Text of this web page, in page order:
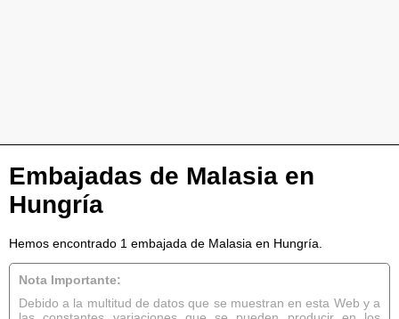
Embajadas de Malasia en
Hungría
Hemos encontrado 1 embajada de Malasia en Hungría.
Nota Importante:
Debido a la multitud de datos que se muestran en esta Web y a